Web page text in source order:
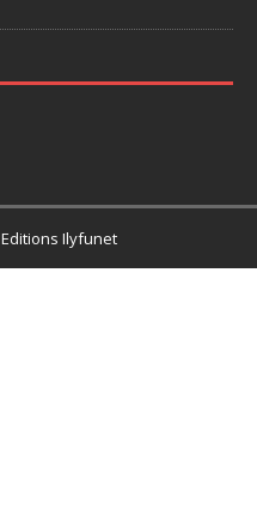
Editions Ilyfunet